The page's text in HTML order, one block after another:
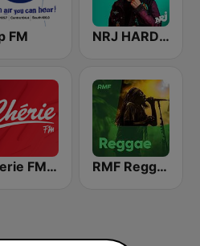
FM NRJ HARDSTYLE
Cherie FM Martinique RMF Reggae